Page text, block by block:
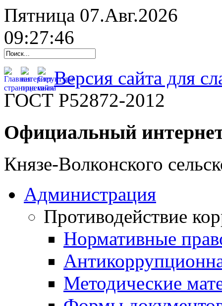
Пятница 07.Авг.2026
09:27:47
Версия сайта для
ГОСТ Р52872-2012
Официальный
Князе-Волконского
Администрация
Противодействие
Нормативные
Методические